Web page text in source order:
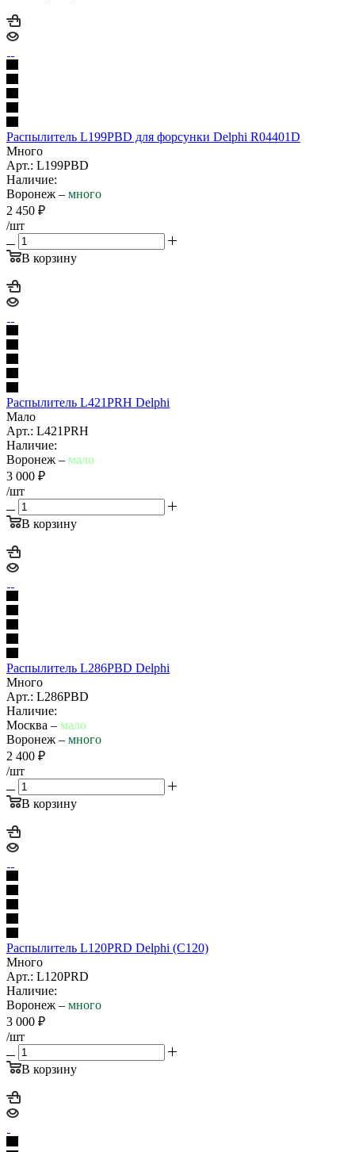
Распылитель L199PBD для форсунки Delphi R04401D
Много
Арт.: L199PBD
Наличие:
Воронеж – много
2 450 ₽
/шт
В корзину
Распылитель L421PRH Delphi
Мало
Арт.: L421PRH
Наличие:
Воронеж – мало
3 000 ₽
/шт
В корзину
Распылитель L286PBD Delphi
Много
Арт.: L286PBD
Наличие:
Москва – мало
Воронеж – много
2 400 ₽
/шт
В корзину
Распылитель L120PRD Delphi (C120)
Много
Арт.: L120PRD
Наличие:
Воронеж – много
3 000 ₽
/шт
В корзину